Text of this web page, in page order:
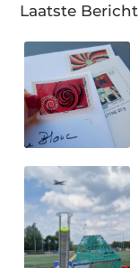
Laatste Bericht